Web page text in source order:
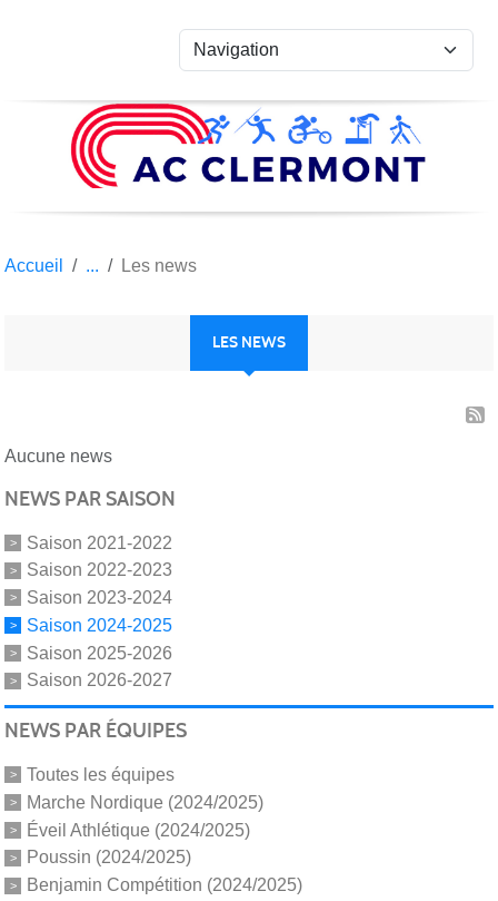
Accueil Les news
LES NEWS
Aucune news
NEWS PAR SAISON
Saison 2021-2022
Saison 2022-2023
Saison 2023-2024
Saison 2024-2025
Saison 2025-2026
Saison 2026-2027
NEWS PAR ÉQUIPES
Toutes les équipes
Marche Nordique (2024/2025)
Éveil Athlétique (2024/2025)
Poussin (2024/2025)
Benjamin Compétition (2024/2025)